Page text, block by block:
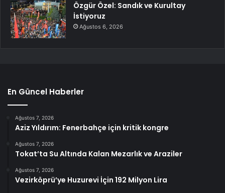
Özgür Özel: Sandık ve Kurultay
İstiyoruz
Ağustos 6, 2026
En Güncel Haberler
Ağustos 7, 2026
Aziz Yıldırım: Fenerbahçe için kritik kongre
Ağustos 7, 2026
Tokat’ta Su Altında Kalan Mezarlık ve Araziler
Ağustos 7, 2026
Vezirköprü’ye Huzurevi İçin 192 Milyon Lira